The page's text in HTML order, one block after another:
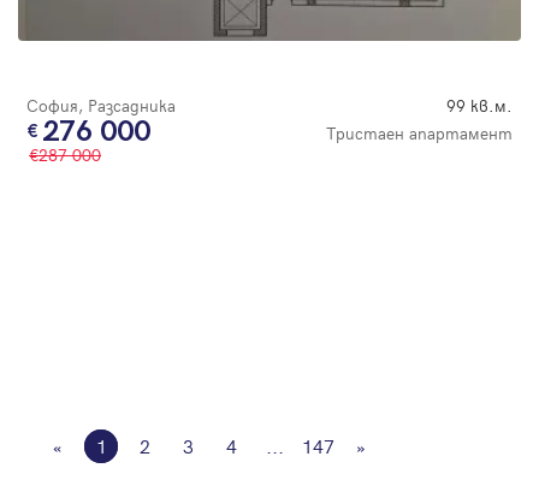
София, Разсадника 99 кв.м.
276 000
Тристаен апартамент
287 000
« 1 2 3 4 147 »